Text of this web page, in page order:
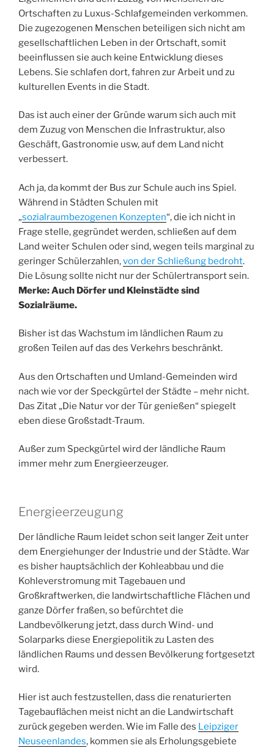
Ortschaften zu Luxus-Schlafgemeinden verkommen.
Die zugezogenen Menschen beteiligen sich nicht am
gesellschaftlichen Leben in der Ortschaft, somit
beeinflussen sie auch keine Entwicklung dieses
Lebens. Sie schlafen dort, fahren zur Arbeit und zu
kulturellen Events in die Stadt.
Das ist auch einer der Gründe warum sich auch mit
dem Zuzug von Menschen die Infrastruktur, also
Geschäft, Gastronomie usw, auf dem Land nicht
verbessert.
Ach ja, da kommt der Bus zur Schule auch ins Spiel.
Während in Städten Schulen mit
„sozialraumbezogenen Konzepten“, die ich nicht in
Frage stelle, gegründet werden, schließen auf dem
Land weiter Schulen oder sind, wegen teils marginal zu
geringer Schülerzahlen,von der Schließung bedroht.
Die Lösung sollte nicht nur der Schülertransport sein.
Merke: Auch Dörfer und Kleinstädte sind
Sozialräume.
Bisher ist das Wachstum im ländlichen Raum zu
großen Teilen auf das des Verkehrs beschränkt.
Aus den Ortschaften und Umland-Gemeinden wird
nach wie vor der Speckgürtel der Städte – mehr nicht.
Das Zitat „Die Natur vor der Tür genießen“ spiegelt
eben diese Großstadt-Traum.
Außer zum Speckgürtel wird der ländliche Raum
immer mehr zum Energieerzeuger.
Energieerzeugung
Der ländliche Raum leidet schon seit langer Zeit unter
dem Energiehunger der Industrie und der Städte. War
es bisher hauptsächlich der Kohleabbau und die
Kohleverstromung mit Tagebauen und
Großkraftwerken, die landwirtschaftliche Flächen und
ganze Dörfer fraßen, so befürchtet die
Landbevölkerung jetzt, dass durch Wind- und
Solarparks diese Energiepolitik zu Lasten des
ländlichen Raums und dessen Bevölkerung fortgesetzt
wird.
Hier ist auch festzustellen, dass die renaturierten
Tagebauflächen meist nicht an die Landwirtschaft
zurück gegeben werden. Wie im Falle des Leipziger
Neuseenlandes, kommen sie als Erholungsgebiete